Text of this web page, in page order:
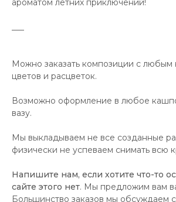
ароматом летних приключений!
Можно заказать композиции с любым
цветов и расцветок.
Возможно оформление в любое
вазу.
Мы выкладываем не все созданные
физически не успеваем снимать всю
Напишите нам, если хотите что-то
сайте этого нет. Мы предложим вам
Большинство заказов мы обсуждаем